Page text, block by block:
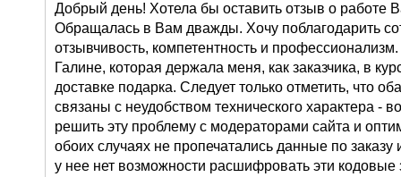
Добрый день! Хотела бы оставить отзыв о работе
Обращалась в Вам дважды. Хочу поблагодарить
отзывчивость, компетентность и
Галине, которая держала меня, как заказчика, в
доставке подарка. Следует только отметить, что
связаны с неудобством технического характера -
решить эту проблему с модераторами сайта и
обоих случаях не пропечатались данные по заказу
у нее нет возможности расшифровать эти кодовые